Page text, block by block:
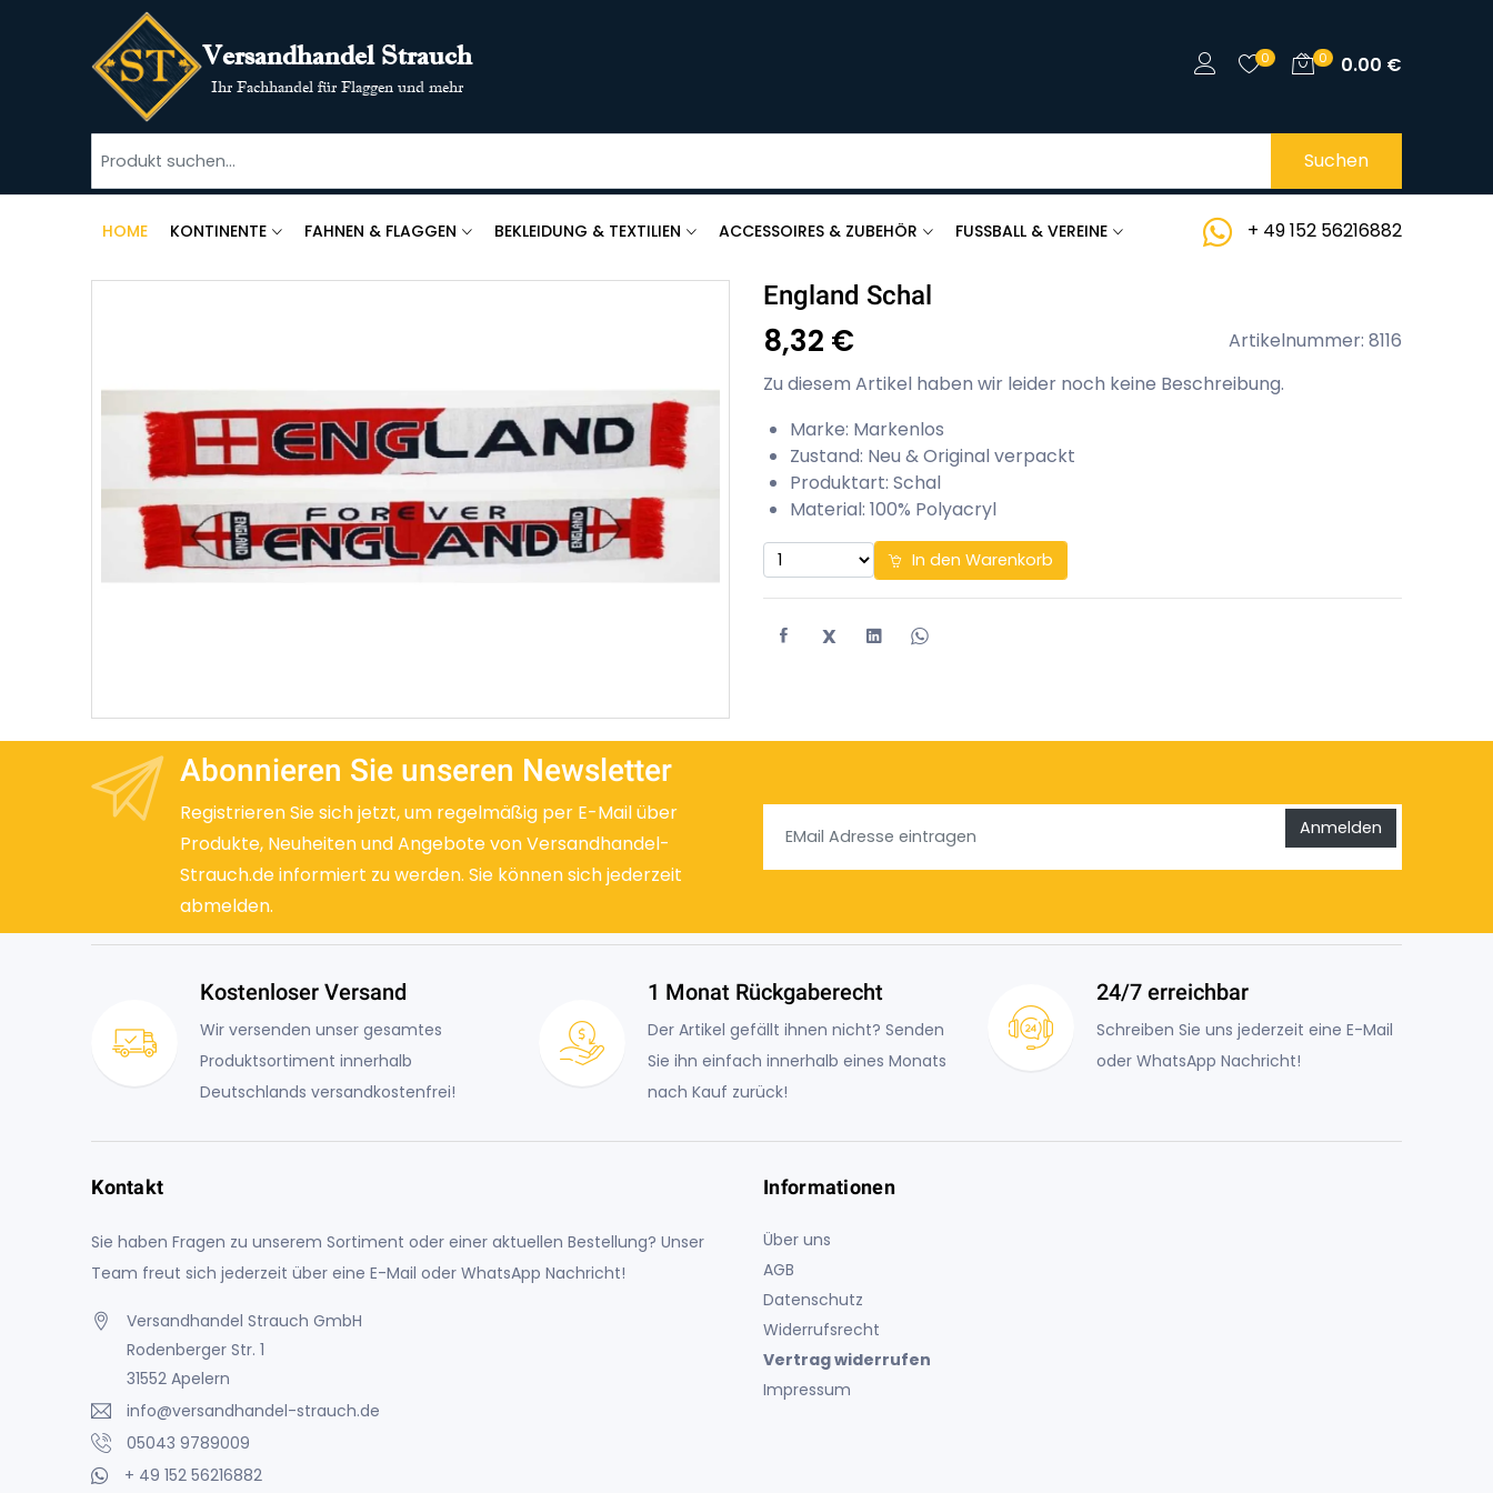
Versandhandel Strauch
Ihr Fachhandel für Flaggen und mehr
0 0 0.00 €
Suchen
HOME KONTINENTE FAHNEN & FLAGGEN BEKLEIDUNG & TEXTILIEN ACCESSOIRES & ZUBEHÖR FUSSBALL & VEREINE + 49 152 56216882
England Schal
8,32 €
Artikelnummer: 8116
Zu diesem Artikel haben wir leider noch keine Beschreibung.
Marke: Markenlos
Zustand: Neu & Original verpackt
Produktart: Schal
Material: 100% Polyacryl
In den Warenkorb
X
Abonnieren Sie unseren Newsletter
Registrieren Sie sich jetzt, um regelmäßig per E-Mail über
Produkte, Neuheiten und Angebote von Versandhandel-
Strauch.de informiert zu werden. Sie können sich jederzeit
abmelden.
Anmelden
Kostenloser Versand
Wir versenden unser gesamtes
Produktsortiment innerhalb
Deutschlands versandkostenfrei!
1 Monat Rückgaberecht
Der Artikel gefällt ihnen nicht? Senden
Sie ihn einfach innerhalb eines Monats
nach Kauf zurück!
24/7 erreichbar
Schreiben Sie uns jederzeit eine E-Mail
oder WhatsApp Nachricht!
Kontakt
Sie haben Fragen zu unserem Sortiment oder einer aktuellen Bestellung? Unser
Team freut sich jederzeit über eine E-Mail oder WhatsApp Nachricht!
Versandhandel Strauch GmbH
Rodenberger Str. 1
31552 Apelern
info@versandhandel-strauch.de
05043 9789009
+ 49 152 56216882
Informationen
Über uns
AGB
Datenschutz
Widerrufsrecht
Vertrag widerrufen
Impressum